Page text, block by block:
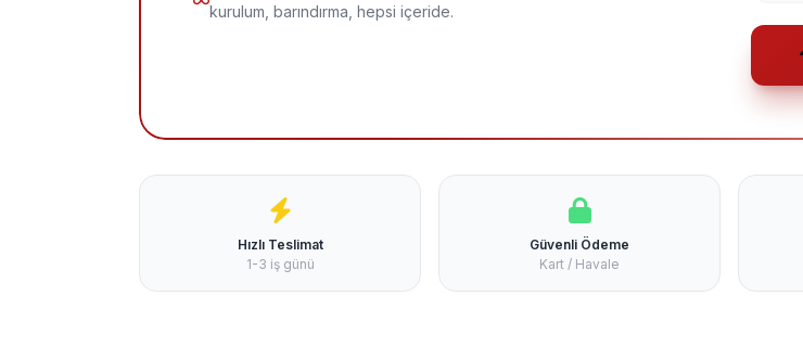
kurulum, barındırma, hepsi içeride.
Hızlı Teslimat
1-3 iş günü
Güvenli Ödeme
Kart / Havale